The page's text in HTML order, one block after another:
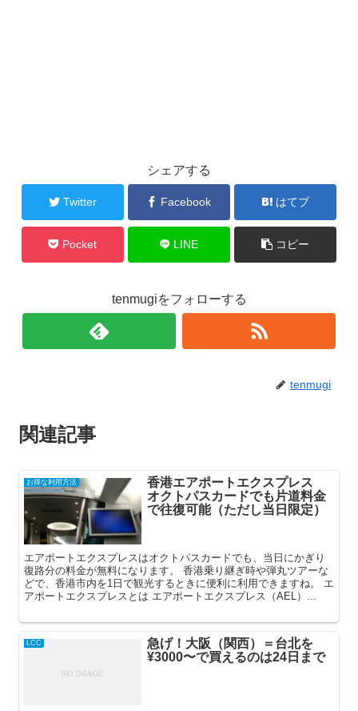
シェアする
Twitter Facebook はてブ
Pocket LINE コピー
tenmugiをフォローする
tenmugi
関連記事
お得な利用方法
香港エアポートエクスプレス
オクトパスカードでも片道料金
で往復可能（ただし当日限定）
エアポートエクスプレスはオクトパスカードでも、当日にかぎり
復路分の料金が無料になります。 香港乗り継ぎ時や弾丸ツアーな
どで、香港市内を1日で観光するときに便利に利用できますね。 エ
アポートエクスプレスとは エアポートエクスプレス（AEL）...
LCC
急げ！大阪（関西）＝台北を
¥3000〜で買えるのは24日まで